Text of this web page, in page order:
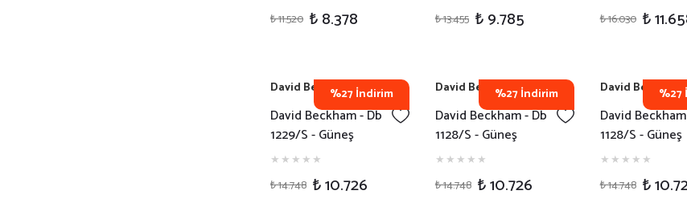
₺ 11.520 ₺ 8.378 ₺ 13.455 ₺ 9.785 ₺ 16.030 ₺
%27 İndirim
David Beckham
David Beckham - Db
1229/S - Güneş
Gözlüğü - 85K2K
₺ 14.748 ₺ 10.726
%27 İndirim
David Beckham
David Beckham - Db
1128/S - Güneş
Gözlüğü - RHL84
₺ 14.748 ₺ 10.726
%27
David Beckham
David
1128/S - Güneş
Gözlüğü - RHL2K
₺ 14.748 ₺